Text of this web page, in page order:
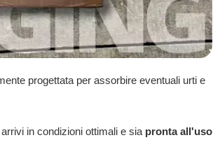
progettata per assorbire eventuali urti e
arrivi in condizioni ottimali e sia pronta all'uso